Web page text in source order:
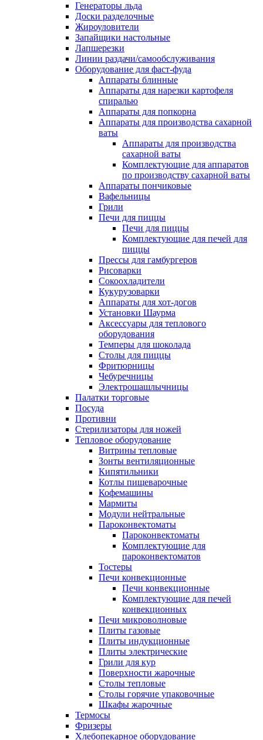
Генераторы льда
Доски разделочные
Жироуловители
Запайщики настольные
Лапшерезки
Линии раздачи/самообслуживания
Оборудование для фаст-фуда
Аппараты блинные
Аппараты для нарезки картофеля
спиралью
Аппараты для попкорна
Аппараты для производства сахарной
ваты
Аппараты для производства
сахарной ваты
Комплектующие для аппаратов
по производству сахарной ваты
Аппараты пончиковые
Вафельницы
Грили
Печи для пиццы
Печи для пиццы
Комплектующие для печей для
пиццы
Прессы для гамбургеров
Рисоварки
Сокоохладители
Кукурузоварки
Аппараты для хот-догов
Установки Шаурма
Аксессуары для теплового
оборудования
Темперы для шоколада
Столы для пиццы
Фритюрницы
Чебуречницы
Электрошашлычницы
Палатки торговые
Посуда
Противни
Стерилизаторы для ножей
Тепловое оборудование
Витрины тепловые
Зонты вентиляционные
Кипятильники
Котлы пищеварочные
Кофемашины
Мармиты
Модули нейтральные
Пароконвектоматы
Пароконвектоматы
Комплектующие для
пароконвектоматов
Тостеры
Печи конвекционные
Печи конвекционные
Комплектующие для печей
конвекционных
Печи микроволновые
Плиты газовые
Плиты индукционные
Плиты электрические
Грили для кур
Поверхности жарочные
Столы тепловые
Столы горячие упаковочные
Шкафы жарочные
Термосы
Фризеры
Хлебопекарное оборудование